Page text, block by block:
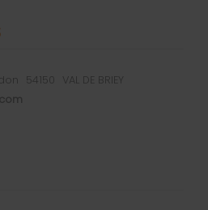
54150
VAL DE BRIEY